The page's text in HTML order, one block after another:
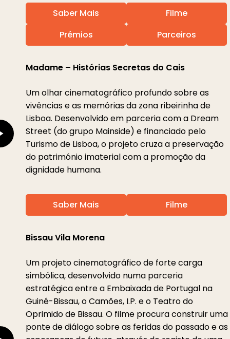
Saber Mais
Filme
Prémios
Parceiros
Madame – Histórias Secretas do Cais
Um olhar cinematográfico profundo sobre as
vivências e as memórias da zona ribeirinha de
Lisboa. Desenvolvido em parceria com a Dream
Street (do grupo Mainside) e financiado pelo
Turismo de Lisboa, o projeto cruza a preservação
do património imaterial com a promoção da
dignidade humana.
Saber Mais Filme
Bissau Vila Morena
Um projeto cinematográfico de forte carga
simbólica, desenvolvido numa parceria
estratégica entre a Embaixada de Portugal na
Guiné-Bissau, o Camões, I.P. e o Teatro do
Oprimido de Bissau. O filme procura construir uma
ponte de diálogo sobre as feridas do passado e as